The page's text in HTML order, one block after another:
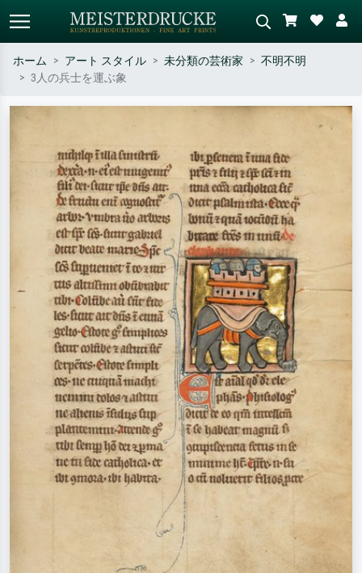
作家名・作品名・スタイルで検索
斎の波、ヌード。
油絵、木のそばの立ち姿のヌー
ド。
ホーム アート スタイル 未分類の芸術家
不明不明
3人の兵士を運ぶ象